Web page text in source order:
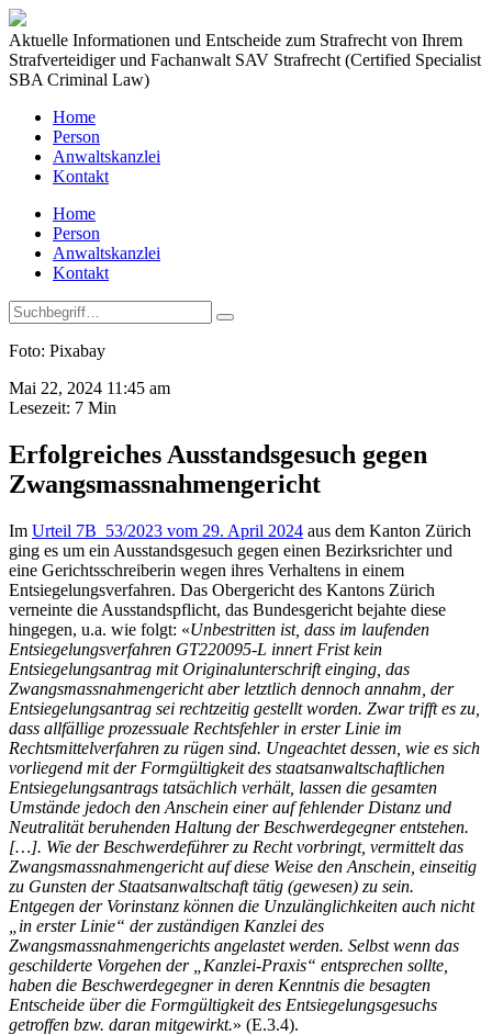
Aktuelle Informationen und Entscheide zum Strafrecht von Ihrem
Strafverteidiger und Fachanwalt SAV Strafrecht (Certified Specialist
SBA Criminal Law)
Home
Person
Anwaltskanzlei
Kontakt
Home
Person
Anwaltskanzlei
Kontakt
Foto: Pixabay
Mai 22, 2024 11:45 am
Lesezeit: 7 Min
Erfolgreiches Ausstandsgesuch gegen
Zwangsmassnahmengericht
Im Urteil 7B_53/2023 vom 29. April 2024 aus dem Kanton Zürich
ging es um ein Ausstandsgesuch gegen einen Bezirksrichter und
eine Gerichtsschreiberin wegen ihres Verhaltens in einem
Entsiegelungsverfahren. Das Obergericht des Kantons Zürich
verneinte die Ausstandspflicht, das Bundesgericht bejahte diese
hingegen, u.a. wie folgt: «Unbestritten ist, dass im laufenden
Entsiegelungsverfahren GT220095-L innert Frist kein
Entsiegelungsantrag mit Originalunterschrift einging, das
Zwangsmassnahmengericht aber letztlich dennoch annahm, der
Entsiegelungsantrag sei rechtzeitig gestellt worden. Zwar trifft es zu,
dass allfällige prozessuale Rechtsfehler in erster Linie im
Rechtsmittelverfahren zu rügen sind. Ungeachtet dessen, wie es sich
vorliegend mit der Formgültigkeit des staatsanwaltschaftlichen
Entsiegelungsantrags tatsächlich verhält, lassen die gesamten
Umstände jedoch den Anschein einer auf fehlender Distanz und
Neutralität beruhenden Haltung der Beschwerdegegner entstehen.
[…]. Wie der Beschwerdeführer zu Recht vorbringt, vermittelt das
Zwangsmassnahmengericht auf diese Weise den Anschein, einseitig
zu Gunsten der Staatsanwaltschaft tätig (gewesen) zu sein.
Entgegen der Vorinstanz können die Unzulänglichkeiten auch nicht
„in erster Linie“ der zuständigen Kanzlei des
Zwangsmassnahmengerichts angelastet werden. Selbst wenn das
geschilderte Vorgehen der „Kanzlei-Praxis“ entsprechen sollte,
haben die Beschwerdegegner in deren Kenntnis die besagten
Entscheide über die Formgültigkeit des Entsiegelungsgesuchs
getroffen bzw. daran mitgewirkt.» (E.3.4).